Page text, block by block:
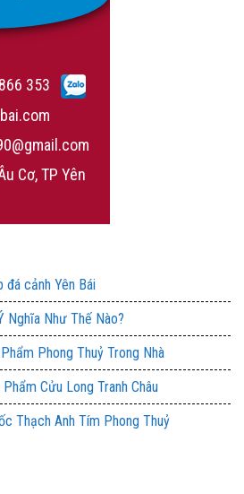
353
Cơ, TP Yên
cảnh Yên Bái
Nghĩa Như Thế Nào?
Phong Thuỷ Trong Nhà
Cửu Long Tranh Châu
Thạch Anh Tím Phong Thuỷ